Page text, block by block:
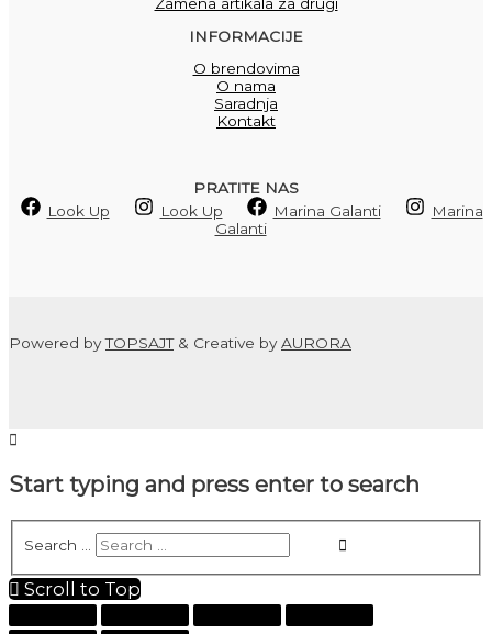
INFORMACIJE
O brendovima
O nama
Saradnja
Kontakt
PRATITE NAS
Look Up
Look Up Marina Galanti
Marina
Galanti
Powered byTOPSAJT& Creative byAURORA
Start typing and press enter to search
Search …
Scroll to Top